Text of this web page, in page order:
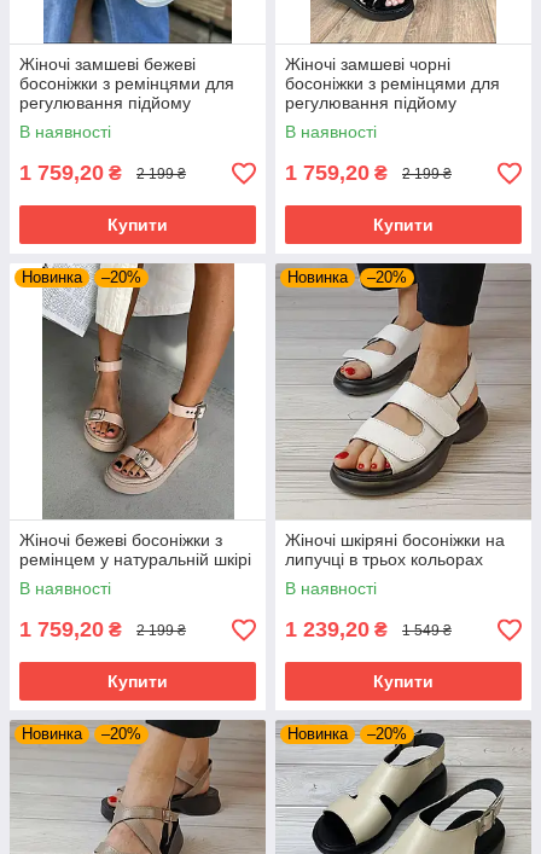
Жіночі замшеві бежеві
босоніжки з ремінцями для
регулювання підйому
В наявності
1 759,20 ₴ 2 199 ₴
Купити
Жіночі замшеві чорні
босоніжки з ремінцями для
регулювання підйому
В наявності
1 759,20 ₴ 2 199 ₴
Купити
Новинка –20%
Жіночі бежеві босоніжки з
ремінцем у натуральній шкірі
В наявності
1 759,20 ₴ 2 199 ₴
Купити
Новинка –20%
Жіночі шкіряні босоніжки на
липучці в трьох кольорах
В наявності
1 239,20 ₴ 1 549 ₴
Купити
Новинка –20% Новинка –20%